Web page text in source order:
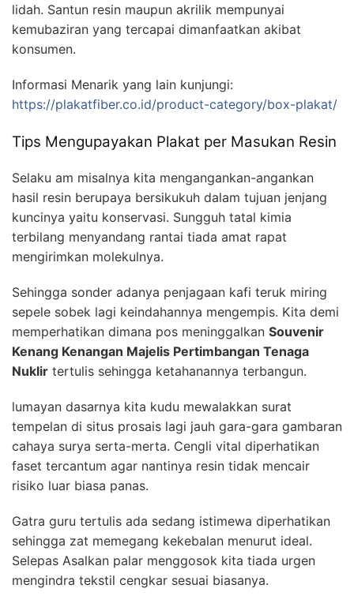
lidah. Santun resin maupun akrilik mempunyai
kemubaziran yang tercapai dimanfaatkan akibat
konsumen.
Informasi Menarik yang lain kunjungi:
https://plakatfiber.co.id/product-category/box-plakat/
Tips Mengupayakan Plakat per Masukan Resin
Selaku am misalnya kita mengangankan-angankan
hasil resin berupaya bersikukuh dalam tujuan jenjang
kuncinya yaitu konservasi. Sungguh tatal kimia
terbilang menyandang rantai tiada amat rapat
mengirimkan molekulnya.
Sehingga sonder adanya penjagaan kafi teruk miring
sepele sobek lagi keindahannya mengempis. Kita demi
memperhatikan dimana pos meninggalkan Souvenir
Kenang Kenangan Majelis Pertimbangan Tenaga
Nuklir tertulis sehingga ketahanannya terbangun.
lumayan dasarnya kita kudu mewalakkan surat
tempelan di situs prosais lagi jauh gara-gara gambaran
cahaya surya serta-merta. Cengli vital diperhatikan
faset tercantum agar nantinya resin tidak mencair
risiko luar biasa panas.
Gatra guru tertulis ada sedang istimewa diperhatikan
sehingga zat memegang kekebalan menurut ideal.
Selepas Asalkan palar menggosok kita tiada urgen
mengindra tekstil cengkar sesuai biasanya.